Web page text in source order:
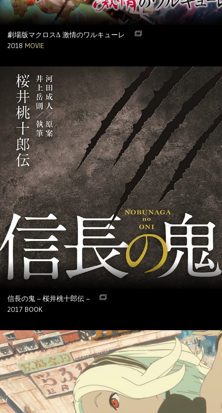
劇場版マクロスΔ 激情のワルキューレ
2018 MOVIE
信長の鬼 – 桜井桃十郎伝 –
2017 BOOK